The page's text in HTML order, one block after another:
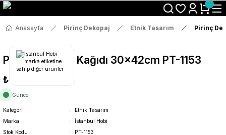
Size Özel "HG10" Koduyla Sepette Hemen %10 İndirimi Kaçırma
Anasayfa Pirinç Dekopaj Etnik Tasarım Pirinç
Pirinç Dekopaj Kağıdı 30x42cm PT-1153
₺36
Güncel
Kategori
Etnik Tasarım
Marka
İstanbul Hobi
Stok Kodu
PT-1153